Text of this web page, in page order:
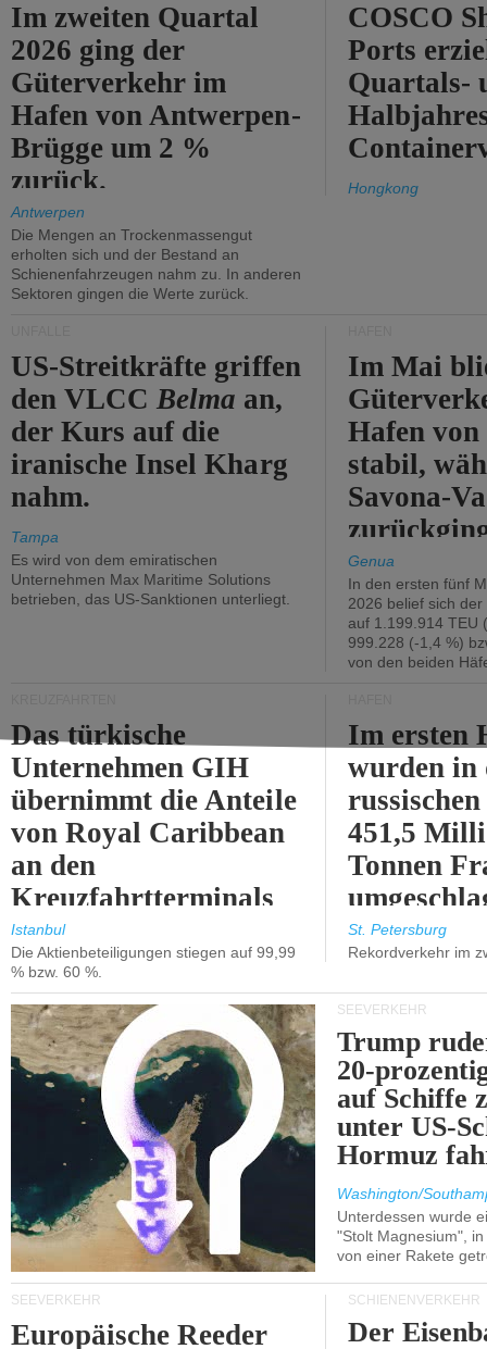
Im zweiten Quartal
2026 ging der
Güterverkehr im
Hafen von Antwerpen-
Brügge um 2 %
zurück.
Antwerpen
Die Mengen an Trockenmassengut
erholten sich und der Bestand an
Schienenfahrzeugen nahm zu. In anderen
Sektoren gingen die Werte zurück.
COSCO
Ports
Quartals-
Hongkong
US-Streitkräfte griffen
den VLCCBelma an,
der Kurs auf die
iranische Insel Kharg
nahm.
Tampa
Es wird von dem emiratischen
Unternehmen Max Maritime Solutions
betrieben, das US-Sanktionen unterliegt.
Im Mai
Hafen von
stabil,
Savona-
Genua
In den ersten fünf
2026 belief sich
auf 1.199.914 TEU
999.228 (-1,4 %)
von den beiden
Das türkische
Unternehmen GIH
übernimmt die Anteile
von Royal Caribbean
an den
Kreuzfahrtterminals
in Kusadasi und
Lissabon.
Istanbul
Die Aktienbeteiligungen stiegen auf 99,99
% bzw. 60 %.
Im ersten
wurden in
451,5
Tonnen
%).
St. Petersburg
Rekordverkehr im
SEEVERKEHR
Trump
20-
auf Schiffe
unter US-
Hormuz
Washington/
Unterdessen wurde
"Stolt Magnesium",
von einer Rakete
SEEVERKEHR
Europäische Reeder
SCHIENENVERKEHR
Der